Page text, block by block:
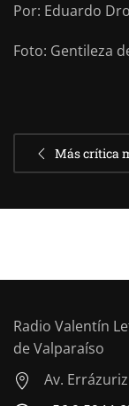
Por: Eduardo
Foto: Gentileza
Más crítica
Radio Valentín
de Valparaíso
Av.